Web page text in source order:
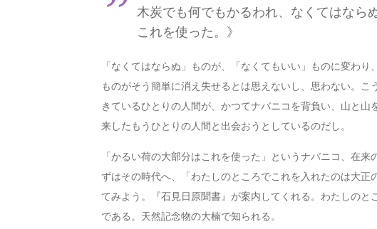
木炭でも何でもかるわれ、なくてはなら
これを使った。》
「なくてはならぬ」ものが、「なくてもいい」ものに変わ
ものがそう簡単に消え失せるとは思えないし、思わない。
きているひとりの人間が、かつてナバニコを背負い、山と
来したもうひとりの人間と出会おうとしているのだし。
「かるい荷の大部分はこれを使った」というナバニコ、在
ずはその時代へ、「わたしのところでこれを入れたのは大
てみよう。『石見日原聞書』が案内してくれる。わたしの
である。天然記念物の大楠で知られる。